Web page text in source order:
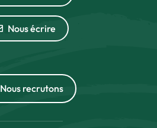
Nous écrire
Nous recrutons